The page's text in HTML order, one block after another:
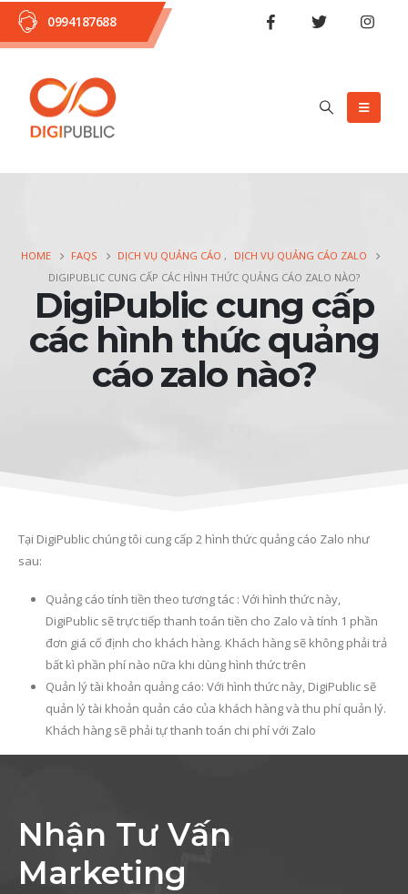
0994187688
HOME FAQS DỊCH VỤ QUẢNG CÁO ,
DỊCH VỤ QUẢNG CÁO ZALO
DIGIPUBLIC CUNG CẤP CÁC HÌNH THỨC QUẢNG CÁO ZALO NÀO?
DigiPublic cung cấp
các hình thức quảng
cáo zalo nào?
Tại DigiPublic chúng tôi cung cấp 2 hình thức quảng cáo Zalo như
sau:
Quảng cáo tính tiền theo tương tác : Với hình thức này,
DigiPublic sẽ trực tiếp thanh toán tiền cho Zalo và tính 1 phần
đơn giá cố định cho khách hàng. Khách hàng sẽ không phải trả
bất kì phần phí nào nữa khi dùng hình thức trên
Quản lý tài khoản quảng cáo: Với hình thức này, DigiPublic sẽ
quản lý tài khoản quản cáo của khách hàng và thu phí quản lý.
Khách hàng sẽ phải tự thanh toán chi phí với Zalo
Nhận Tư Vấn
Marketing